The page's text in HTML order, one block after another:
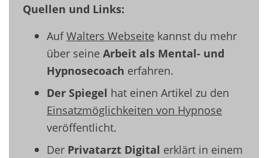
Quellen und Links:
AufWalters Webseite kannst du mehr
über seine Arbeit als Mental- und
Hypnosecoach erfahren.
Der Spiegel hat einen Artikel zu den
Einsatzmöglichkeiten von Hypnose
veröffentlicht.
Der Privatarzt Digital erklärt in einem